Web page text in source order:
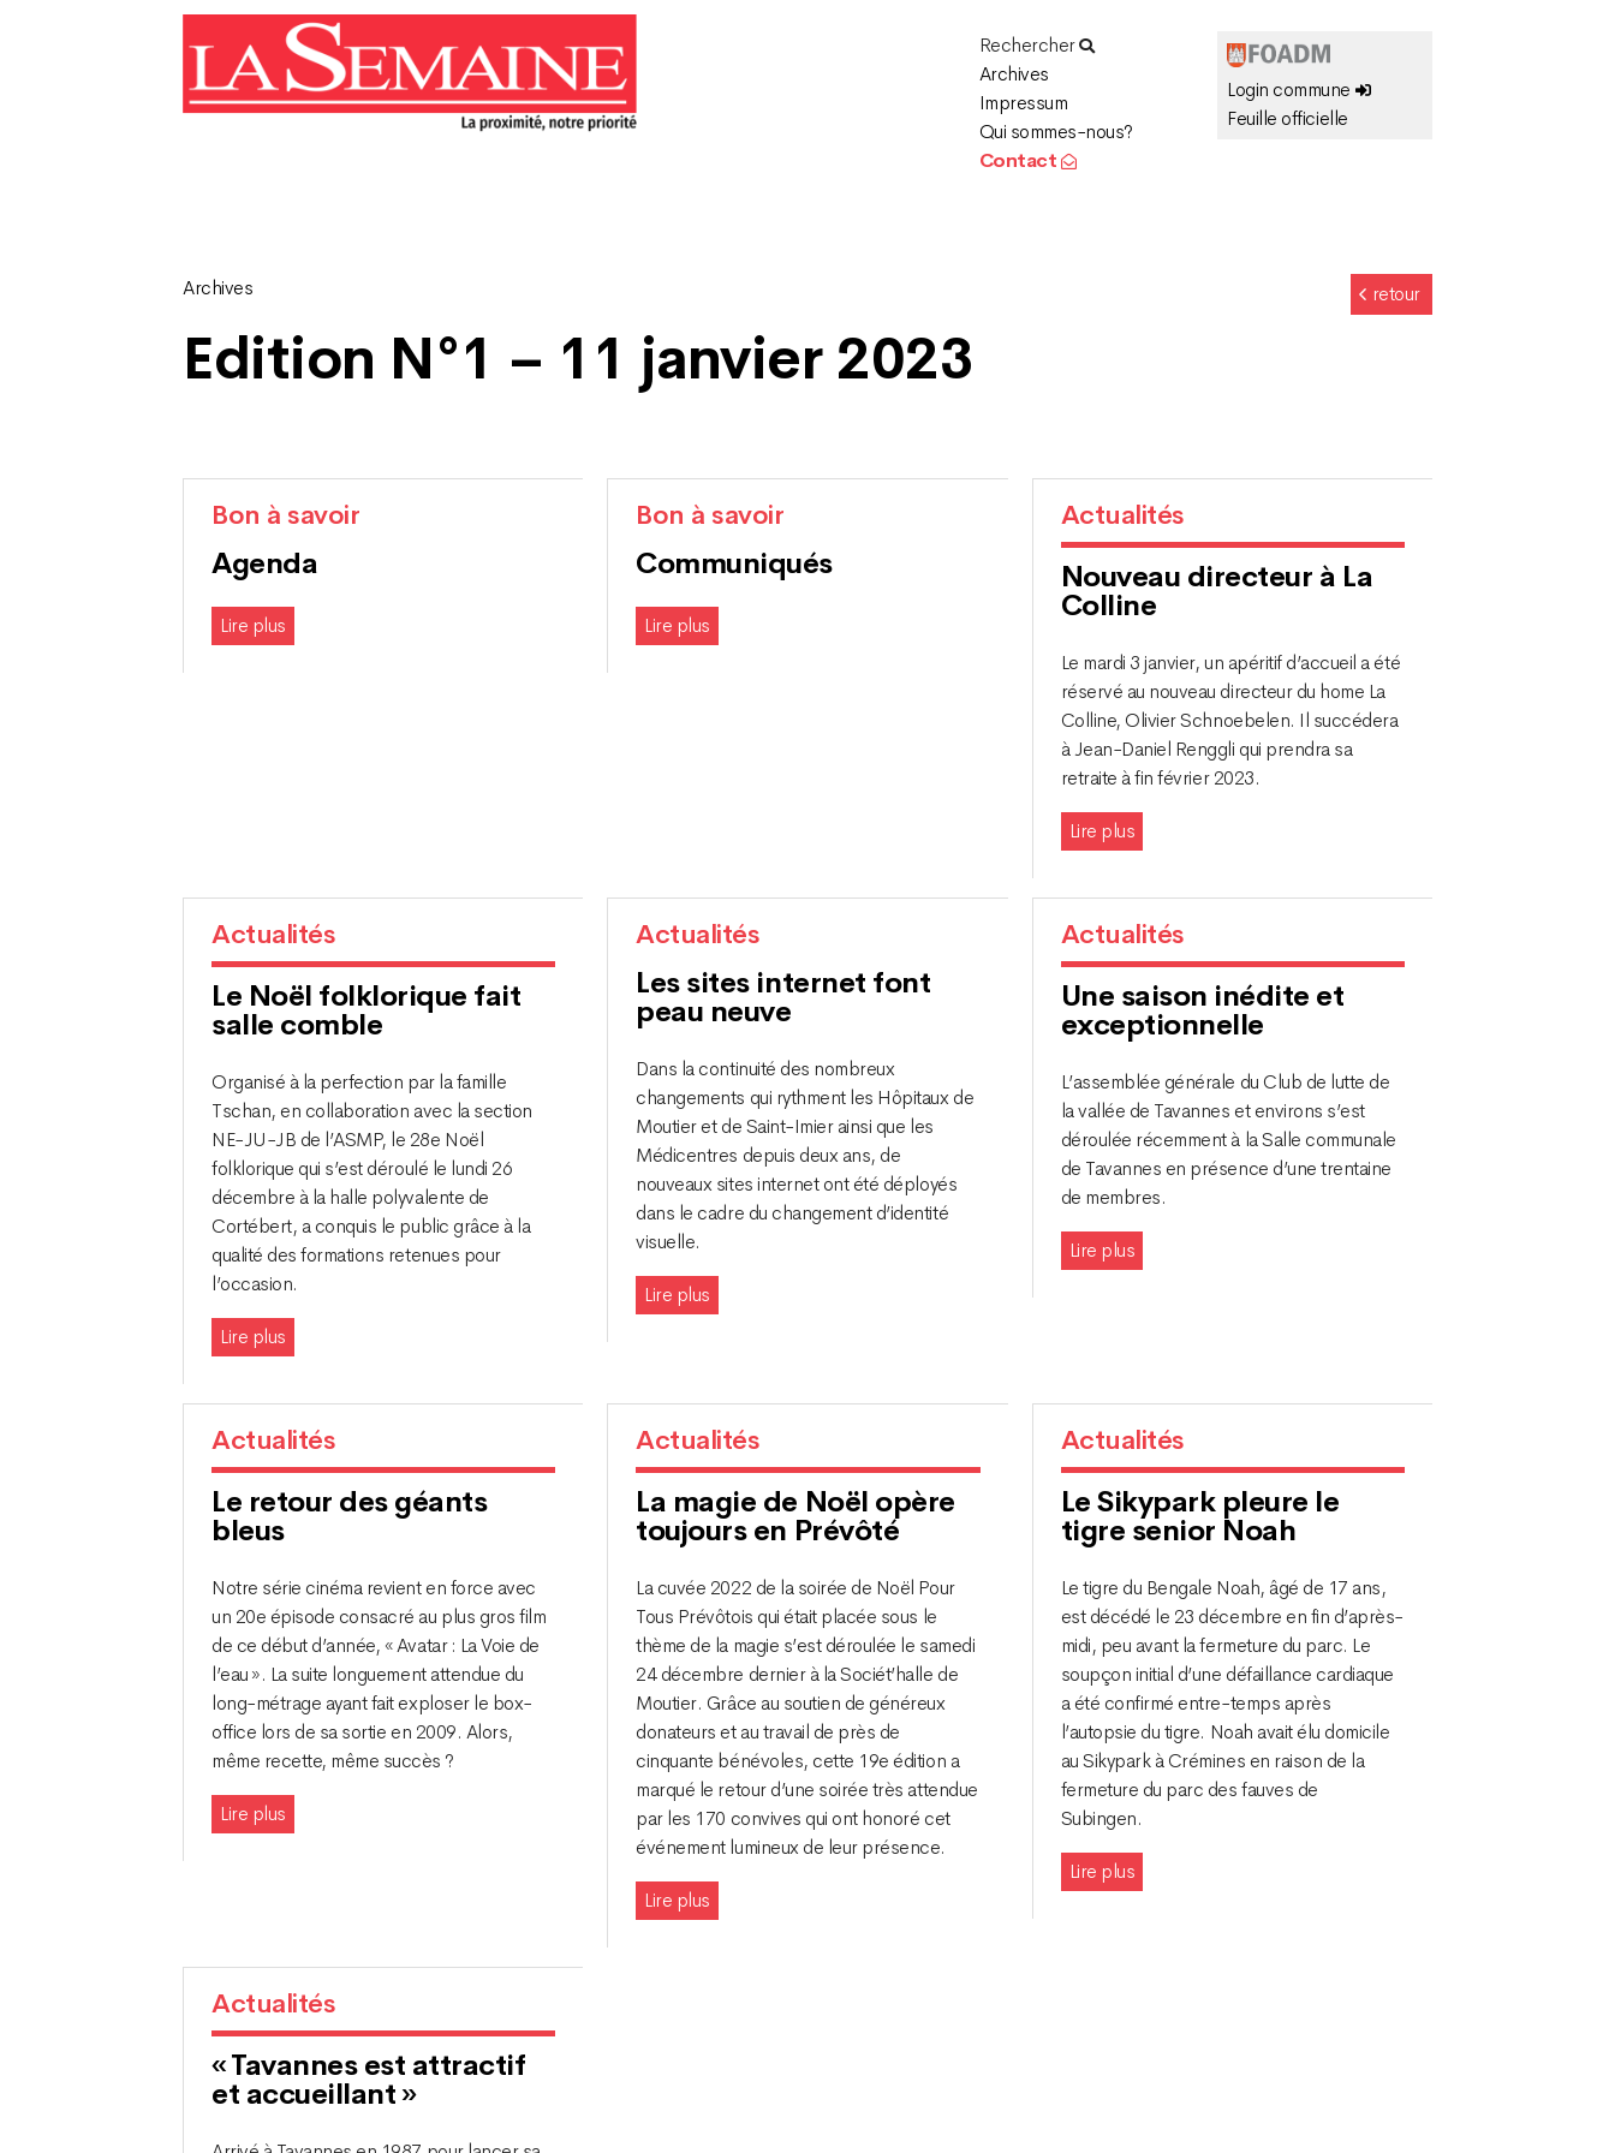
Rechercher
Archives
Impressum
Qui sommes-nous?
Contact
Login commune
Feuille officielle
Archives
Edition N°1 – 11 janvier 2023
retour
Bon à savoir
Agenda
Lire plus
Bon à savoir
Communiqués
Lire plus
Actualités
Nouveau directeur à La
Colline
Le mardi 3 janvier, un apéritif d’accueil a été
réservé au nouveau directeur du home La
Colline, Olivier Schnoebelen. Il succédera
à Jean-Daniel Renggli qui prendra sa
retraite à fin février 2023.
Lire plus
Actualités
Le Noël folklorique fait
salle comble
Organisé à la perfection par la famille
Tschan, en collaboration avec la section
NE-JU-JB de l’ASMP, le 28e Noël
folklorique qui s’est déroulé le lundi 26
décembre à la halle polyvalente de
Cortébert, a conquis le public grâce à la
qualité des formations retenues pour
l’occasion.
Lire plus
Actualités
Les sites internet font
peau neuve
Dans la continuité des nombreux
changements qui rythment les Hôpitaux de
Moutier et de Saint-Imier ainsi que les
Médicentres depuis deux ans, de
nouveaux sites internet ont été déployés
dans le cadre du changement d’identité
visuelle.
Lire plus
Actualités
Une saison inédite et
exceptionnelle
L’assemblée générale du Club de lutte de
la vallée de Tavannes et environs s’est
déroulée récemment à la Salle communale
de Tavannes en présence d’une trentaine
de membres.
Lire plus
Actualités
Le retour des géants
bleus
Notre série cinéma revient en force avec
un 20e épisode consacré au plus gros film
de ce début d’année, « Avatar : La Voie de
l’eau ». La suite longuement attendue du
long-métrage ayant fait exploser le box-
office lors de sa sortie en 2009. Alors,
même recette, même succès ?
Lire plus
Actualités
La magie de Noël opère
toujours en Prévôté
La cuvée 2022 de la soirée de Noël Pour
Tous Prévôtois qui était placée sous le
thème de la magie s’est déroulée le samedi
24 décembre dernier à la Sociét’halle de
Moutier. Grâce au soutien de généreux
donateurs et au travail de près de
cinquante bénévoles, cette 19e édition a
marqué le retour d’une soirée très attendue
par les 170 convives qui ont honoré cet
événement lumineux de leur présence.
Lire plus
Actualités
Le Sikypark pleure le
tigre senior Noah
Le tigre du Bengale Noah, âgé de 17 ans,
est décédé le 23 décembre en fin d’après-
midi, peu avant la fermeture du parc. Le
soupçon initial d’une défaillance cardiaque
a été confirmé entre-temps après
l’autopsie du tigre. Noah avait élu domicile
au Sikypark à Crémines en raison de la
fermeture du parc des fauves de
Subingen.
Lire plus
Actualités
« Tavannes est attractif
et accueillant »